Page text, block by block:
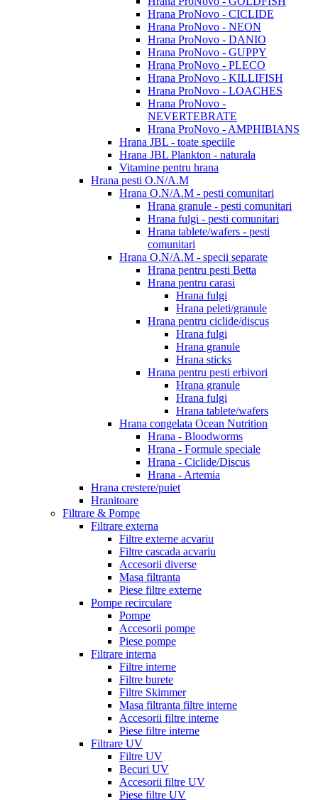
Hrana ProNovo - CICLIDE
Hrana ProNovo - NEON
Hrana ProNovo - DANIO
Hrana ProNovo - GUPPY
Hrana ProNovo - PLECO
Hrana ProNovo - KILLIFISH
Hrana ProNovo - LOACHES
Hrana ProNovo -
NEVERTEBRATE
Hrana ProNovo - AMPHIBIANS
Hrana JBL - toate speciile
Hrana JBL Plankton - naturala
Vitamine pentru hrana
Hrana pesti O.N/A.M
Hrana O.N/A.M - pesti comunitari
Hrana granule - pesti comunitari
Hrana fulgi - pesti comunitari
Hrana tablete/wafers - pesti
comunitari
Hrana O.N/A.M - specii separate
Hrana pentru pesti Betta
Hrana pentru carasi
Hrana fulgi
Hrana peleti/granule
Hrana pentru ciclide/discus
Hrana fulgi
Hrana granule
Hrana sticks
Hrana pentru pesti erbivori
Hrana granule
Hrana fulgi
Hrana tablete/wafers
Hrana congelata Ocean Nutrition
Hrana - Bloodworms
Hrana - Formule speciale
Hrana - Ciclide/Discus
Hrana - Artemia
Hrana crestere/puiet
Hranitoare
Filtrare & Pompe
Filtrare externa
Filtre externe acvariu
Filtre cascada acvariu
Accesorii diverse
Masa filtranta
Piese filtre externe
Pompe recirculare
Pompe
Accesorii pompe
Piese pompe
Filtrare interna
Filtre interne
Filtre burete
Filtre Skimmer
Masa filtranta filtre interne
Accesorii filtre interne
Piese filtre interne
Filtrare UV
Filtre UV
Becuri UV
Accesorii filtre UV
Piese filtre UV